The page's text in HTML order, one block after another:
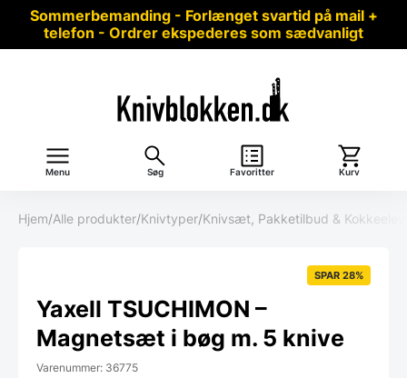
Sommerbemanding - Forlænget svartid på mail +
telefon - Ordrer ekspederes som sædvanligt
Menu Søg Favoritter Kurv
Hjem/Alle produkter/Knivtyper/Knivsæt, Pakketilbud &
SPAR 28%
Yaxell TSUCHIMON –
Magnetsæt i bøg m. 5 knive
Varenummer: 36775